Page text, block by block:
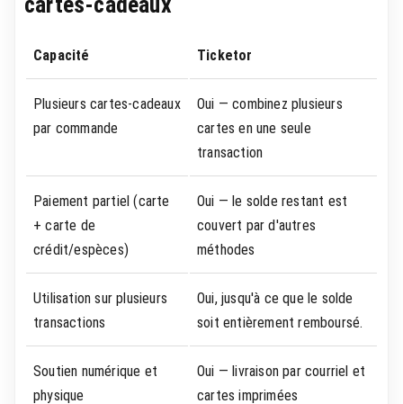
Capacité Ticketor
Plusieurs cartes-cadeaux
par commande
Oui — combinez plusieurs
cartes en une seule
transaction
Paiement partiel (carte
+ carte de
crédit/espèces)
Oui — le solde restant est
couvert par d'autres
méthodes
Utilisation sur plusieurs
transactions
Oui, jusqu'à ce que le solde
soit entièrement remboursé.
Soutien numérique et
physique
Oui — livraison par courriel et
cartes imprimées